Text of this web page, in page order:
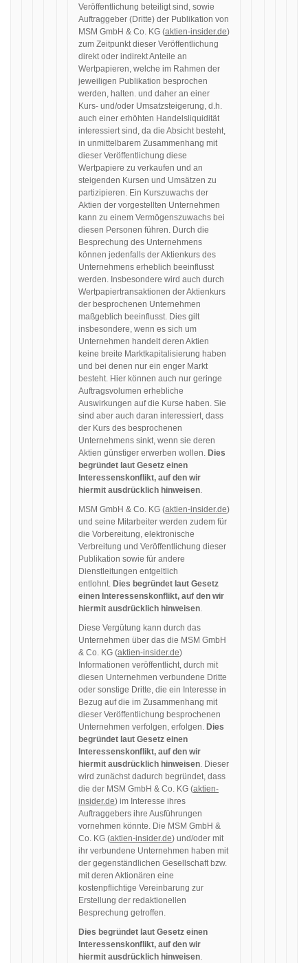
Veröffentlichung beteiligt sind, sowie
Auftraggeber (Dritte) der Publikation von
MSM GmbH & Co. KG (aktien-insider.de)
zum Zeitpunkt dieser Veröffentlichung
direkt oder indirekt Anteile an
Wertpapieren, welche im Rahmen der
jeweiligen Publikation besprochen
werden, halten. und daher an einer
Kurs- und/oder Umsatzsteigerung, d.h.
auch einer erhöhten Handelsliquidität
interessiert sind, da die Absicht besteht,
in unmittelbarem Zusammenhang mit
dieser Veröffentlichung diese
Wertpapiere zu verkaufen und an
steigenden Kursen und Umsätzen zu
partizipieren. Ein Kurszuwachs der
Aktien der vorgestellten Unternehmen
kann zu einem Vermögenszuwachs bei
diesen Personen führen. Durch die
Besprechung des Unternehmens
können jedenfalls der Aktienkurs des
Unternehmens erheblich beeinflusst
werden. Insbesondere wird auch durch
Wertpapiertransaktionen der Aktienkurs
der besprochenen Unternehmen
maßgeblich beeinflusst. Dies gilt
insbesondere, wenn es sich um
Unternehmen handelt deren Aktien
keine breite Marktkapitalisierung haben
und bei denen nur ein enger Markt
besteht. Hier können auch nur geringe
Auftragsvolumen erhebliche
Auswirkungen auf die Kurse haben. Sie
sind aber auch daran interessiert, dass
der Kurs des besprochenen
Unternehmens sinkt, wenn sie deren
Aktien günstiger erwerben wollen. Dies
begründet laut Gesetz einen
Interessenskonflikt, auf den wir
hiermit ausdrücklich hinweisen.
MSM GmbH & Co. KG (aktien-insider.de)
und seine Mitarbeiter werden zudem für
die Vorbereitung, elektronische
Verbreitung und Veröffentlichung dieser
Publikation sowie für andere
Dienstleitungen entgeltlich
entlohnt. Dies begründet laut Gesetz
einen Interessenskonflikt, auf den wir
hiermit ausdrücklich hinweisen.
Diese Vergütung kann durch das
Unternehmen über das die MSM GmbH
& Co. KG (aktien-insider.de)
Informationen veröffentlicht, durch mit
diesen Unternehmen verbundene Dritte
oder sonstige Dritte, die ein Interesse in
Bezug auf die im Zusammenhang mit
dieser Veröffentlichung besprochenen
Unternehmen verfolgen, erfolgen. Dies
begründet laut Gesetz einen
Interessenskonflikt, auf den wir
hiermit ausdrücklich hinweisen. Dieser
wird zunächst dadurch begründet, dass
die der MSM GmbH & Co. KG (aktien-
insider.de) im Interesse ihres
Auftraggebers ihre Ausführungen
vornehmen könnte. Die MSM GmbH &
Co. KG (aktien-insider.de) und/oder mit
ihr verbundene Unternehmen haben mit
der gegenständlichen Gesellschaft bzw.
mit deren Aktionären eine
kostenpflichtige Vereinbarung zur
Erstellung der redaktionellen
Besprechung getroffen.
Dies begründet laut Gesetz einen
Interessenskonflikt, auf den wir
hiermit ausdrücklich hinweisen.